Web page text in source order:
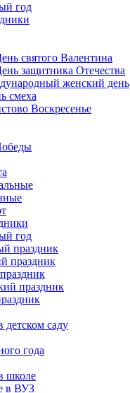
год
святого Валентина
защитника Отечества
женский день
смеха
Воскресенье
год
праздник
праздник
праздник
саду
года
школе
в ВУЗ